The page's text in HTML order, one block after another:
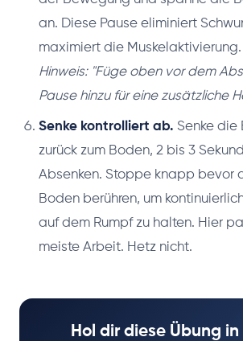
an. Diese Pause eliminiert
maximiert die Muskelaktivierung.
Hinweis: "Füge oben vor dem
Pause hinzu für eine zusätzliche
Senke kontrolliert ab. Senke die
zurück zum Boden, 2 bis 3
Absenken. Stoppe knapp bevor
Boden berühren, um
auf dem Rumpf zu halten. Hier
meiste Arbeit. Hetz nicht.
Hol dir diese Übung